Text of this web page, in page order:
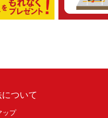
ついて
ップ